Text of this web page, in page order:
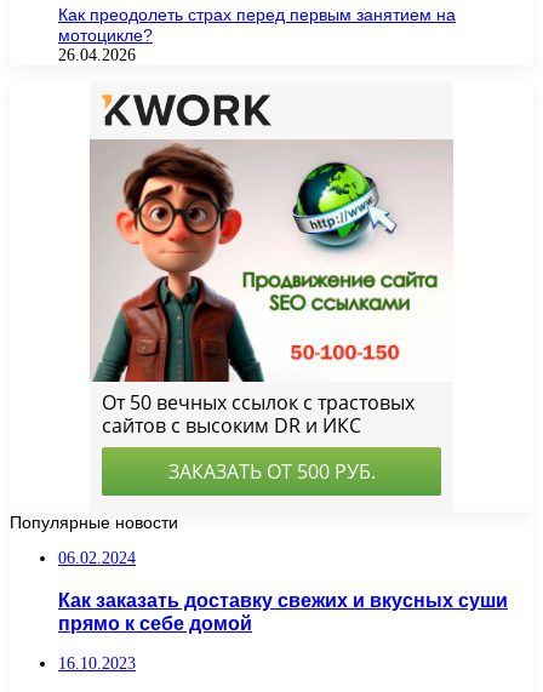
Как преодолеть страх перед первым занятием на
мотоцикле?
26.04.2026
Популярные новости
06.02.2024
Как заказать доставку свежих и вкусных суши
прямо к себе домой
16.10.2023